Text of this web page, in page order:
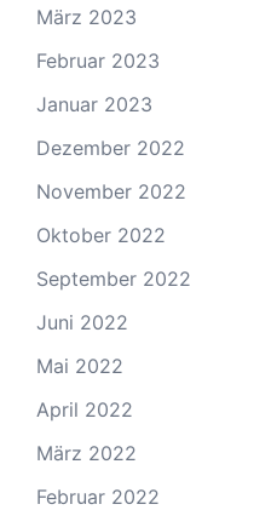
März 2023
Februar 2023
Januar 2023
Dezember 2022
November 2022
Oktober 2022
September 2022
Juni 2022
Mai 2022
April 2022
März 2022
Februar 2022